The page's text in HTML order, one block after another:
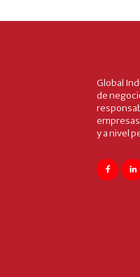
Global
de
y a nivel